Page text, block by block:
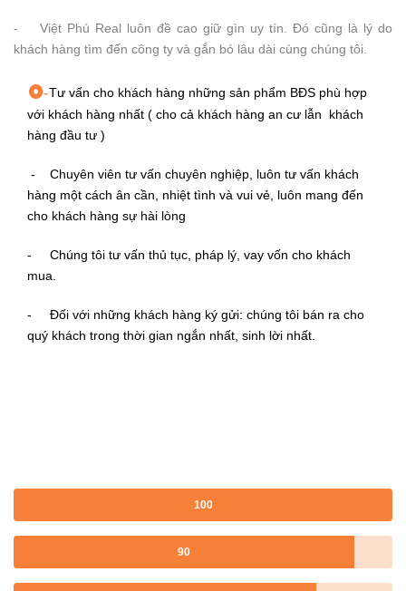
- Việt Phú Real luôn đề cao giữ gìn uy tín. Đó cũng là lý do
khách hàng tìm đến công ty và gắn bó lâu dài cùng chúng tôi.
-Tư vấn cho khách hàng những sản phẩm BĐS phù hợp
với khách hàng nhất ( cho cả khách hàng an cư lẫn khách
hàng đầu tư )
- Chuyên viên tư vấn chuyên nghiệp, luôn tư vấn khách
hàng một cách ân cần, nhiệt tình và vui vẻ, luôn mang đến
cho khách hàng sự hài lòng
- Chúng tôi tư vấn thủ tục, pháp lý, vay vốn cho khách
mua.
- Đối với những khách hàng ký gửi: chúng tôi bán ra cho
quý khách trong thời gian ngắn nhất, sinh lời nhất.
100
90